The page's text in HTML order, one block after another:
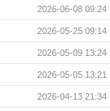
2026-06-08 09:24
2026-05-25 09:14
2026-05-09 13:24
2026-05-05 13:21
2026-04-13 21:34